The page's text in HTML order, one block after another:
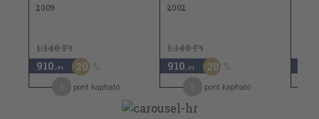
2009
1.140 Ft
910 ,-Ft 20
pont kapható
2002
1.140 Ft
910 ,-Ft 20
pont kapható